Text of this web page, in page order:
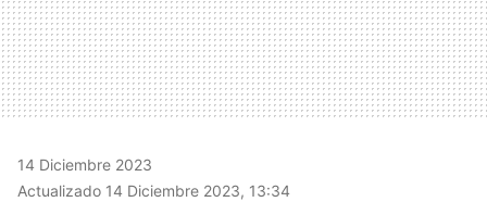
14 Diciembre 2023
Actualizado 14 Diciembre 2023, 13:34